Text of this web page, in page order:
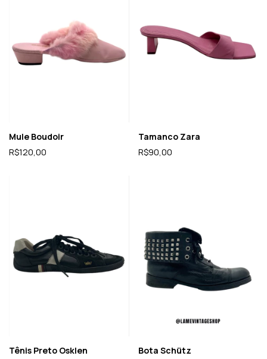
Mule Boudoir
R$120,00
Tamanco Zara
R$90,00
Tênis Preto Osklen
Bota Schütz